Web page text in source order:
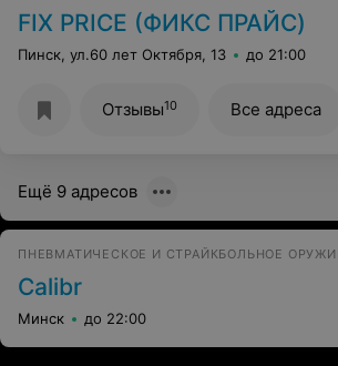
FIX PRICE (ФИКС ПРАЙС)
Пинск, ул.60 лет Октября, 13 до 21:00
Отзывы10 Все адреса
Ещё 9 адресов
ПНЕВМАТИЧЕСКОЕ И СТРАЙКБОЛЬНОЕ
Calibr
Минск до 22:00